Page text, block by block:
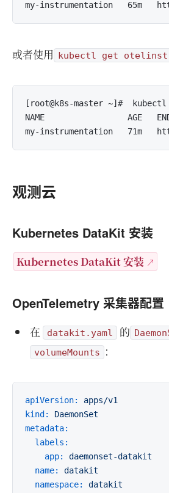
或者使用 kubectl get otelinst
[root@k8s-master ~]#
NAME                 AGE
观测云
Kubernetes DataKit 安装
Kubernetes DataKit 安装
OpenTelemetry 采集器配置
在 datakit.yaml 的
volumeMounts ：
apiVersion:
apps/v1
kind:
DaemonSet
metadata:
labels:
app:
daemonset-datakit
name:
datakit
namespace:
datakit